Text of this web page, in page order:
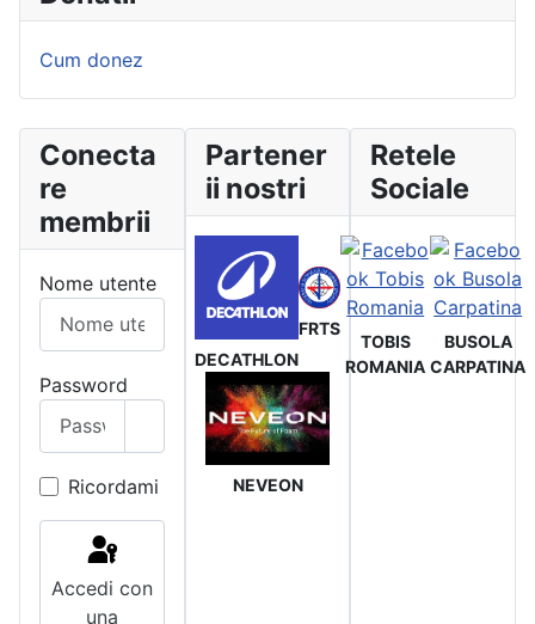
Cum donez
Conecta
re
membrii
Nome utente
Password
Mostra password
Ricordami
Accedi con
una
Partener
ii nostri
DECATHLON
FRTS
NEVEON
Retele
Sociale
TOBIS
ROMANIA
BUSOLA
CARPATINA